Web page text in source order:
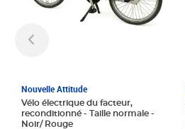
Nouvelle Attitude
Vélo électrique du facteur,
reconditionné - Taille normale -
Noir/ Rouge